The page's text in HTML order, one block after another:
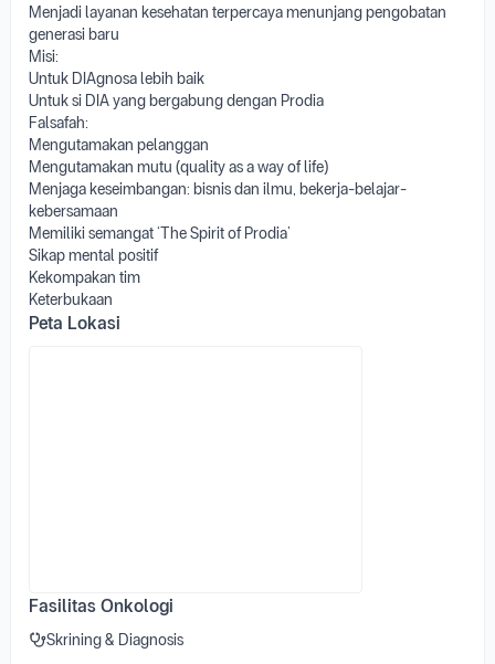
Menjadi layanan kesehatan terpercaya menunjang pengobatan
generasi baru
Misi:
Untuk DIAgnosa lebih baik
Untuk si DIA yang bergabung dengan Prodia
Falsafah:
Mengutamakan pelanggan
Mengutamakan mutu (quality as a way of life)
Menjaga keseimbangan: bisnis dan ilmu, bekerja-belajar-
kebersamaan
Memiliki semangat ‘The Spirit of Prodia’
Sikap mental positif
Kekompakan tim
Keterbukaan
Peta Lokasi
Fasilitas Onkologi
Skrining & Diagnosis